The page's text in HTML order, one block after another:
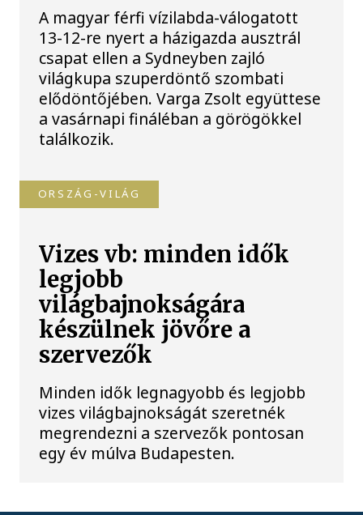
A magyar férfi vízilabda-válogatott
13-12-re nyert a házigazda ausztrál
csapat ellen a Sydneyben zajló
világkupa szuperdöntő szombati
elődöntőjében. Varga Zsolt együttese
a vasárnapi fináléban a görögökkel
találkozik.
ORSZÁG-VILÁG
Vizes vb: minden idők
legjobb
világbajnokságára
készülnek jövőre a
szervezők
Minden idők legnagyobb és legjobb
vizes világbajnokságát szeretnék
megrendezni a szervezők pontosan
egy év múlva Budapesten.